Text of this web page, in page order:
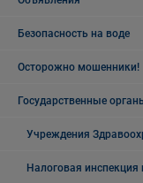
Безопасность на воде
Осторожно мошенники!
Государственные
Учреждения
Налоговая